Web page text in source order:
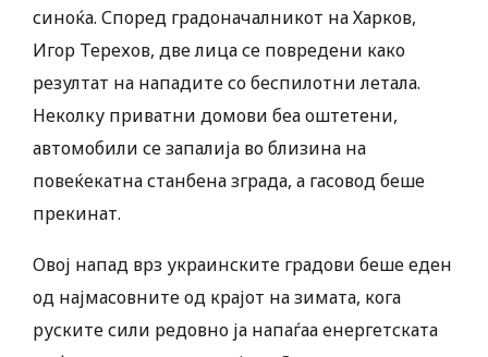
синоќа. Според градоначалникот на Харков,
Игор Терехов, две лица се повредени како
резултат на нападите со беспилотни летала.
Неколку приватни домови беа оштетени,
автомобили се запалија во близина на
повеќекатна станбена зграда, а гасовод беше
прекинат.
Овој напад врз украинските градови беше еден
од најмасовните од крајот на зимата, кога
руските сили редовно ја напаѓаа енергетската